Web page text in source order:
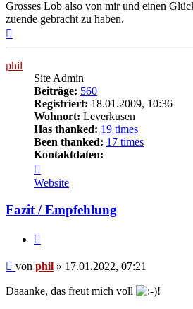
Grosses Lob also von mir und einen
zuende gebracht zu haben.
phil
Site Admin
Beiträge: 560
Registriert: 18.01.2009, 10:36
Wohnort: Leverkusen
Has thanked: 19 times
Been thanked: 17 times
Kontaktdaten:
von
phil
Website
Fazit / Empfehlung
Beitrag
von phil » 17.01.2022, 07:21
Daaanke, das freut mich voll !